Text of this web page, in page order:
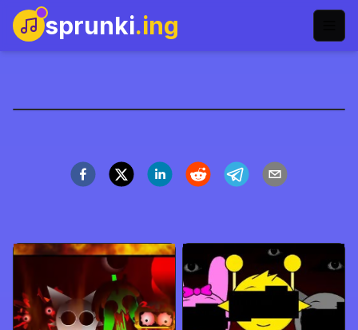
sprunki.ing
Zagraj teraz